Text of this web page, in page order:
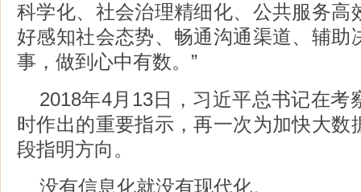
科学化、社会治理精细化、公共服务高
好感知社会态势、畅通沟通渠道、辅助
事，做到心中有数。”
2018年4月13日，习近平总书记在考
时作出的重要指示，再一次为加快大数
段指明方向。
没有信息化就没有现代化。